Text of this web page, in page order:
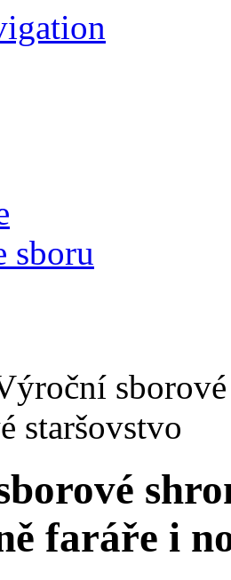
sboru
staršovstvo
faráře i